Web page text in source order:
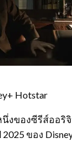
Hotstar
นึ่งของซีรีส์ออ
ของ